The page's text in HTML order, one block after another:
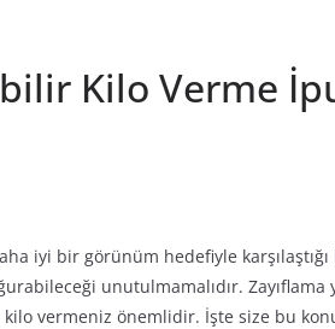
Kilo Verme
iyi bir görünüm hedefiyle
unutulmamalıdır.
vermeniz önemlidir. İşte size bu